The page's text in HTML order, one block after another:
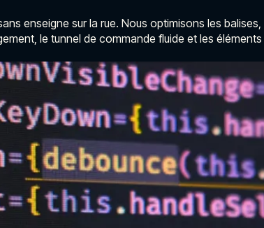
enseigne sur la rue. Nous optimisons les
le tunnel de commande fluide et les